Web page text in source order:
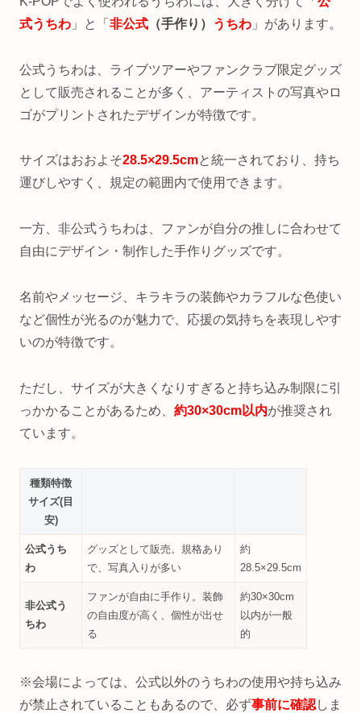
式うちわ 」と「 非公式 （手作り） うちわ 」があります。
公式うちわは、ライブツアーやファンクラブ限定グッズ
として販売されることが多く、アーティストの写真やロ
ゴがプリントされたデザインが特徴です。
サイズはおおよそ28.5×29.5cmと統一されており、持ち
運びしやすく、規定の範囲内で使用できます。
一方、非公式うちわは、ファンが自分の推しに合わせて
自由にデザイン・制作した手作りグッズです。
名前やメッセージ、キラキラの装飾やカラフルな色使い
など個性が光るのが魅力で、応援の気持ちを表現しやす
いのが特徴です。
ただし、サイズが大きくなりすぎると持ち込み制限に引
っかかることがあるため、 約30×30cm以内が推奨され
ています。
種類特徴
サイズ(目
安)
公式うち
わ
グッズとして販売。規格あり
で、写真入りが多い
約
28.5×29.5cm
非公式う
ちわ
ファンが自由に手作り。装飾
の自由度が高く、個性が出せ
る
約30×30cm
以内が一般
的
※会場によっては、公式以外のうちわの使用や持ち込み
が禁止されていることもあるので、必ず事前に確認しま